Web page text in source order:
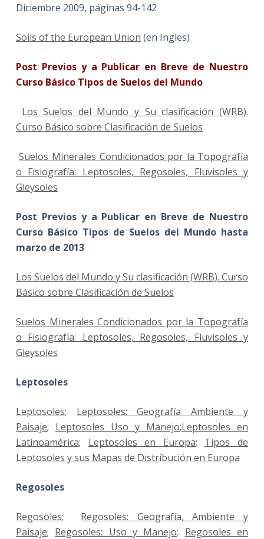
Diciembre 2009, páginas 94-142
Soils of the European Union (en Ingles)
Post Previos y a Publicar en Breve de Nuestro
Curso Básico Tipos de Suelos del Mundo
Los Suelos del Mundo y Su clasificación (WRB).
Curso Básico sobre Clasificación de Suelos
Suelos Minerales Condicionados por la Topografía
o Fisiografía: Leptosoles, Regosoles, Fluvisoles y
Gleysoles
Post Previos y a Publicar en Breve de Nuestro
Curso Básico Tipos de Suelos del Mundo hasta
marzo de 2013
Los Suelos del Mundo y Su clasificación (WRB). Curso
Básico sobre Clasificación de Suelos
Suelos Minerales Condicionados por la Topografía
o Fisiografía: Leptosoles, Regosoles, Fluvisoles y
Gleysoles
Leptosoles
Leptosoles; Leptosoles: Geografía Ambiente y
Paisaje; Leptosoles Uso y Manejo;Leptosoles en
Latinoamérica; Leptosoles en Europa; Tipos de
Leptosoles y sus Mapas de Distribución en Europa
Regosoles
Regosoles; Regosoles: Geografía, Ambiente y
Paisaje; Regosoles: Uso y Manejo: Regosoles en